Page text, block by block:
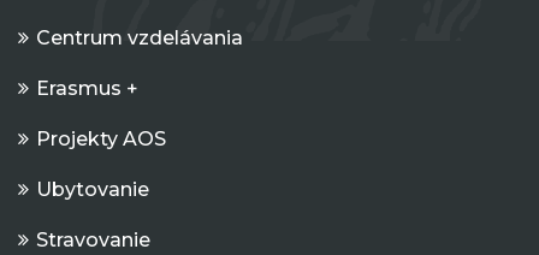
Centrum vzdelávania
Erasmus +
Projekty AOS
Ubytovanie
Stravovanie